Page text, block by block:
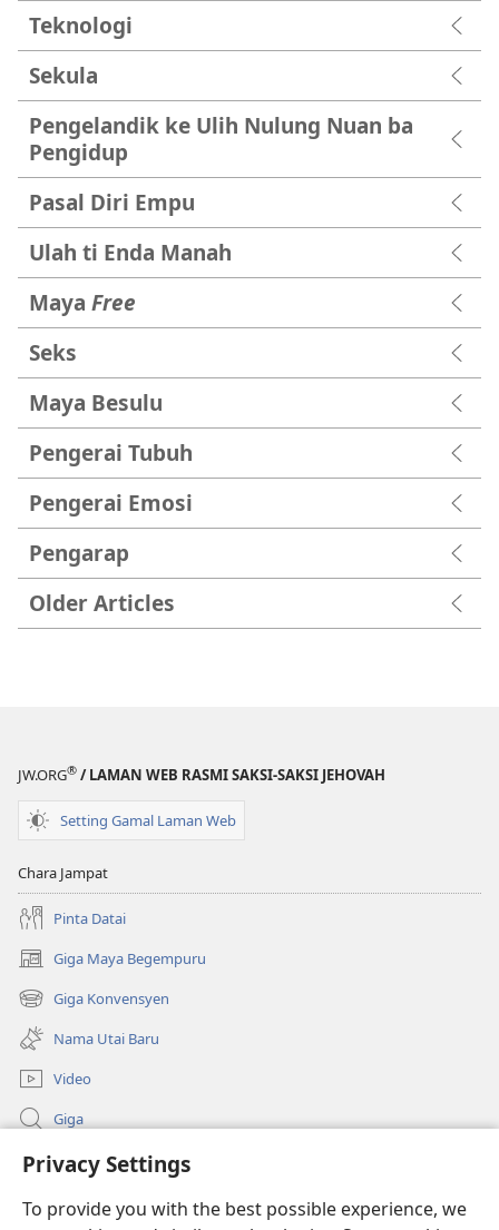
Privacy Settings
To provide you with the best possible experience, we
Teknologi
Sekula
Pengelandik ke Ulih Nulung Nuan ba
Pengidup
Pasal Diri Empu
Ulah ti Enda Manah
Maya Free
Seks
Maya Besulu
Pengerai Tubuh
Pengerai Emosi
Pengarap
Older Articles
JW.ORG® / LAMAN WEB RASMI SAKSI-SAKSI JEHOVAH
Setting Gamal Laman Web
Chara Jampat
Pinta Datai
Giga Maya Begempuru
(opens
new
window)
Giga Konvensyen
(opens
new
window)
Nama Utai Baru
Video
Giga
Penerang Global
Duit Pemeri
(opens